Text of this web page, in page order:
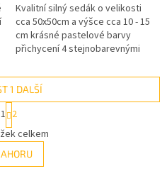
Kvalitní silný sedák o velikosti
cca 50x50cm a výšce cca 10 - 15
cm krásné pastelové barvy
přichycení 4 stejnobarevnými
O
v
l
á
1 DALŠÍ
S
t
r
á
n
k
1 2
celkem